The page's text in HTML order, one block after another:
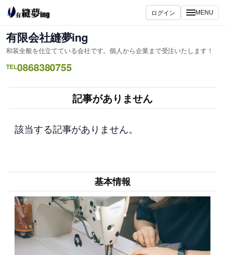
内
容
を
ス
キ
ッ
ログイン MENU
有限会社縫夢ing
和装全般を仕立てている会社です。個人から企業まで受注いたします！
TEL0868380755
記事がありません
該当する記事がありません。
基本情報